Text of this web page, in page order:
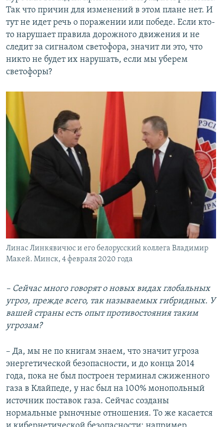
Так что причин для изменений в этом плане нет. И
тут не идет речь о поражении или победе. Если кто-
то нарушает правила дорожного движения и не
следит за сигналом светофора, значит ли это, что
никто не будет их нарушать, если мы уберем
светофоры?
Линас Линкявичюс и его белорусский коллега Владимир
Макей. Минск, 4 февраля 2020 года
– Сейчас много говорят о новых видах глобальных
угроз, прежде всего, так называемых гибридных. У
вашей страны есть опыт противостояния таким
угрозам?
– Да, мы не по книгам знаем, что значит угроза
энергетической безопасности, и до конца 2014
года, пока не был построен терминал сжиженного
газа в Клайпеде, у нас был на 100% монопольный
источник поставок газа. Сейчас созданы
нормальные рыночные отношения. То же касается